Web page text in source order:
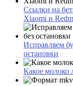
Ссылки на
Xiaomi и
Исправляем
остановки
Какое молоко